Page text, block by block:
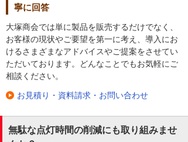
寧に回答
大塚商会では単に製品を販売するだけでなく、
お客様の現状やご要望を第一に考え、導入にお
けるさまざまなアドバイスやご提案をさせてい
ただいております。どんなことでもお気軽にご
相談ください。
お見積り・資料請求・お問い合わせ
無駄な点灯時間の削減にも取り組みませ